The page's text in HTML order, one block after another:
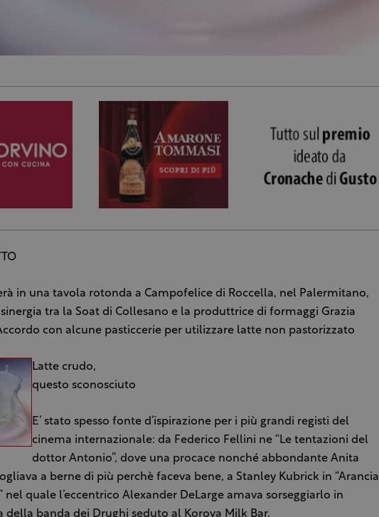
in una tavola rotonda a Campofelice di Roccella, nel Palermitano,
tra la Soat di Collesano e la produttrice di formaggi Grazia
con alcune pasticcerie per utilizzare latte non pastorizzato
Latte crudo,
questo sconosciuto
E’ stato spesso fonte d’ispirazione per i più grandi registi del
cinema internazionale: da Federico Fellini ne “Le tentazioni del
dottor Antonio”, dove una procace nonché abbondante Anita
a berne di più perchè faceva bene, a Stanley Kubrick in “Arancia
nel quale l’eccentrico Alexander DeLarge amava sorseggiarlo in
della banda dei Drughi seduto al Korova Milk Bar.